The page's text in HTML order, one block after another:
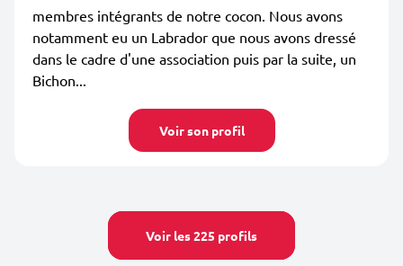
membres intégrants de notre cocon. Nous avons
notamment eu un Labrador que nous avons dressé
dans le cadre d'une association puis par la suite, un
Bichon...
Voir son profil
Voir les 225 profils